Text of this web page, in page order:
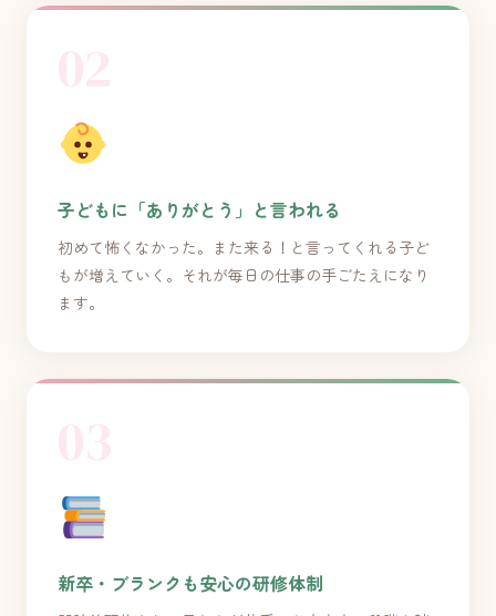
子どもに「ありがとう」と言われる
初めて怖くなかった。また来る！と言ってくれる子ど
もが増えていく。それが毎日の仕事の手ごたえになり
ます。
新卒・ブランクも安心の研修体制